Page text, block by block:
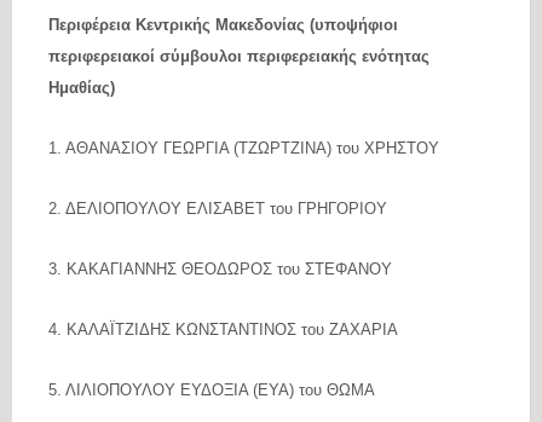
Περιφέρεια Κεντρικής Μακεδονίας (υποψήφιοι
περιφερειακοί σύμβουλοι περιφερειακής ενότητας
Ημαθίας)
1. ΑΘΑΝΑΣΙΟΥ ΓΕΩΡΓΙΑ (ΤΖΩΡΤΖΙΝΑ) του ΧΡΗΣΤΟΥ
2. ΔΕΛΙΟΠΟΥΛΟΥ ΕΛΙΣΑΒΕΤ του ΓΡΗΓΟΡΙΟΥ
3. ΚΑΚΑΓΙΑΝΝΗΣ ΘΕΟΔΩΡΟΣ του ΣΤΕΦΑΝΟΥ
4. ΚΑΛΑΪΤΖΙΔΗΣ ΚΩΝΣΤΑΝΤΙΝΟΣ του ΖΑΧΑΡΙΑ
5. ΛΙΛΙΟΠΟΥΛΟΥ ΕΥΔΟΞΙΑ (ΕΥΑ) του ΘΩΜΑ